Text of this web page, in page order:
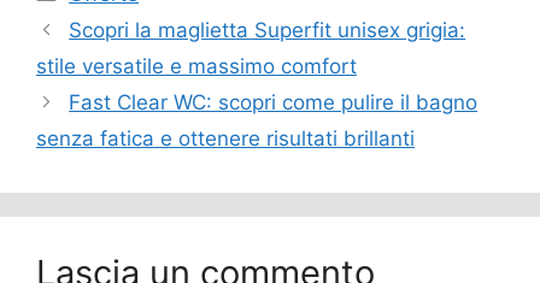
Scopri la maglietta Superfit unisex grigia:
stile versatile e massimo comfort
Fast Clear WC: scopri come pulire il bagno
senza fatica e ottenere risultati brillanti
Lascia un commento